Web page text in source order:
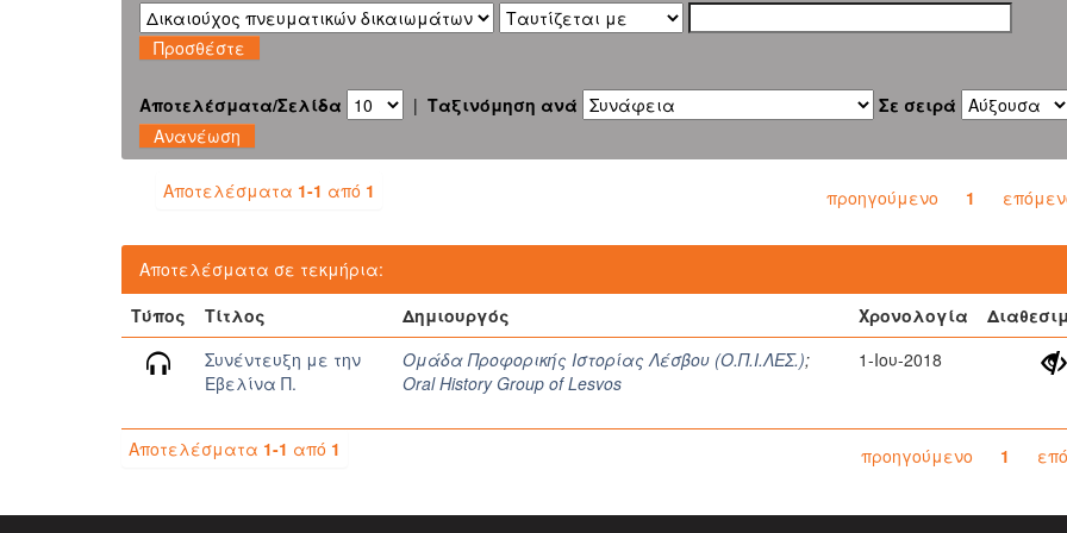
Αποτελέσματα/Σελίδα | Ταξινόμηση ανά Σε σειρά
Αποτελέσματα 1-1 από 1 προηγούμενο 1
Αποτελέσματα σε τεκμήρια:
Τύπος
Τίτλος Δημιουργός Χρονολογία
Συνέντευξη με την
Εβελίνα Π.
Ομάδα Προφορικής Ιστορίας Λέσβου (Ο.Π.Ι.ΛΕΣ.);
Oral History Group of Lesvos
1-Ιου-2018
Αποτελέσματα 1-1 από 1 προηγούμενο 1